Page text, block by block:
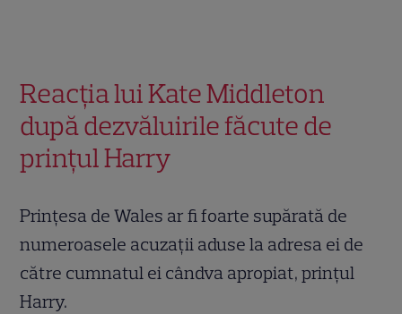
Reacția lui Kate Middleton
după dezvăluirile făcute de
prințul Harry
Prințesa de Wales ar fi foarte supărată de
numeroasele acuzații aduse la adresa ei de
către cumnatul ei cândva apropiat, prințul
Harry.